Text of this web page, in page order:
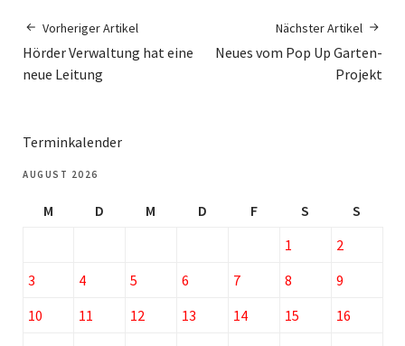
Vorheriger Artikel
Hörder Verwaltung hat eine
neue Leitung
Nächster Artikel
Neues vom Pop Up Garten-
Projekt
Terminkalender
AUGUST 2026
M D M D F S
S
1
2
3
4 5 6 7 8
9
10
11 12 13 14 15
16